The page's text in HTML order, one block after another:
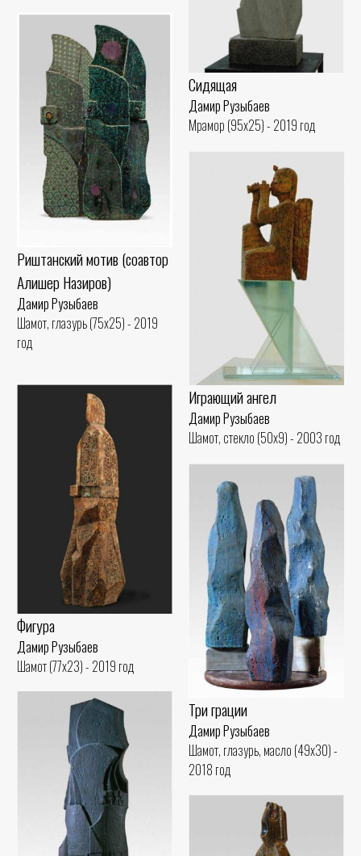
Сидящая
Дамир Рузыбаев
Мрамор (95x25) - 2019 год
Риштанский мотив (соавтор
Алишер Назиров)
Дамир Рузыбаев
Шамот, глазурь (75x25) - 2019
год
Играющий ангел
Дамир Рузыбаев
Шамот, стекло (50x9) - 2003 год
Фигура
Дамир Рузыбаев
Шамот (77x23) - 2019 год
Три грации
Дамир Рузыбаев
Шамот, глазурь, масло (49x30) -
2018 год